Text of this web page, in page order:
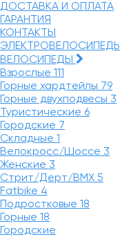
ДОСТАВКА И ОПЛАТА
ГАРАНТИЯ
КОНТАКТЫ
ЭЛЕКТРОВЕЛОСИПЕДЫ
ВЕЛОСИПЕДЫ
Взрослые 111
Горные хардтейлы 79
Горные двухподвесы 3
Туристические 6
Городские 7
Складные 1
Велокросс/Шоссе 3
Женские 3
Стрит/Дерт/BMX 5
Fatbike 4
Подростковые 18
Горные 18
Городские